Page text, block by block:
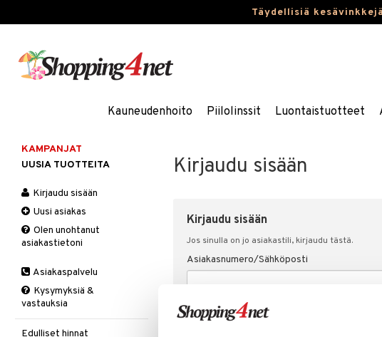
Täydellisiä kesävinkkejä
Kauneudenhoito Piilolinssit Luontaistuotteet
Kirjaudu sisään
Kirjaudu sisään
Jos sinulla on jo asiakastili, kirjaudu tästä.
Asiakasnumero/Sähköposti
Salasana
KAMPANJAT
UUSIA TUOTTEITA
Kirjaudu sisään
Uusi asiakas
Olen unohtanut
asiakastietoni
Asiakaspalvelu
Kysymyksiä &
vastauksia
Edulliset hinnat